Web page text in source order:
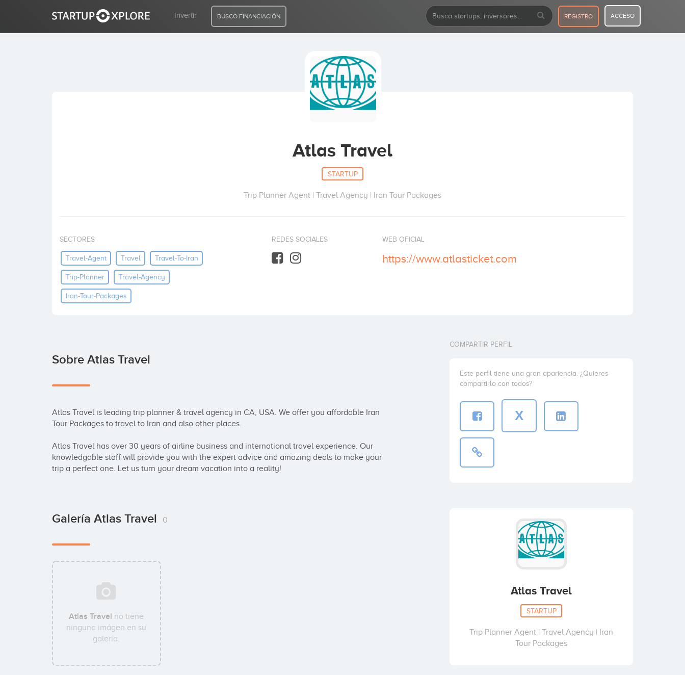
Invertir BUSCO FINANCIACIÓN REGISTRO ACCESO
Atlas Travel
STARTUP
Trip Planner Agent | Travel Agency | Iran Tour Packages
SECTORES
Travel-Agent Travel Travel-To-Iran
Trip-Planner Travel-Agency
Iran-Tour-Packages
REDES SOCIALES WEB OFICIAL
https://www.atlasticket.com
Sobre Atlas Travel
Atlas Travel is leading trip planner & travel agency in CA, USA. We offer you affordable Iran
Tour Packages to travel to Iran and also other places.
Atlas Travel has over 30 years of airline business and international travel experience. Our
knowledgable staff will provide you with the expert advice and amazing deals to make your
trip a perfect one. Let us turn your dream vacation into a reality!
Galería Atlas Travel 0
Atlas Travel no tiene
ninguna imágen en su
galería.
COMPARTIR PERFIL
Este perfil tiene una gran apariencia. ¿Quieres
compartirlo con todos?
X
Atlas Travel
STARTUP
Trip Planner Agent | Travel Agency | Iran
Tour Packages